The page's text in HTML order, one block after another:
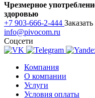
Чрезмерное
здоровью
+7 903-666-2-444
info@pivocom.ru
Соцсети
Компания
О компании
Услуги
Условия оплаты